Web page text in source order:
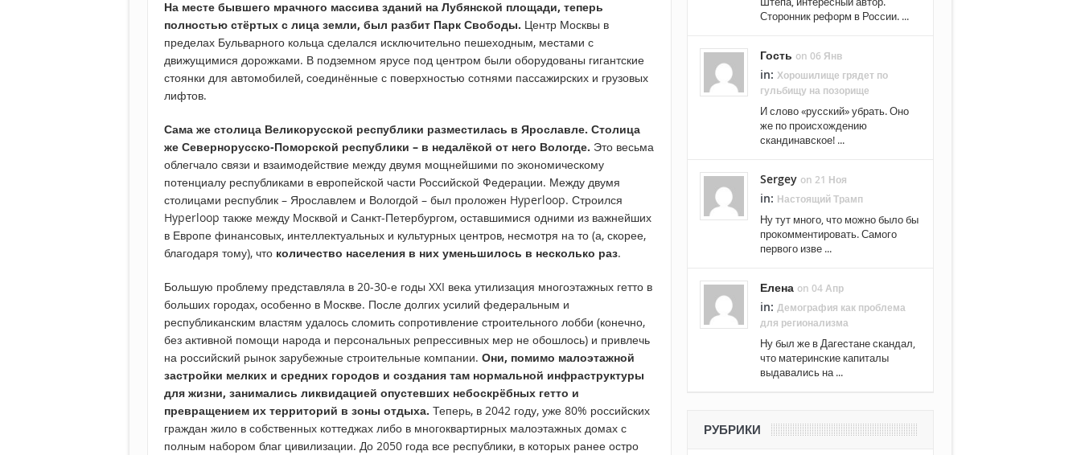
На месте бывшего мрачного массива зданий на Лубянской площади, теперь
полностью стёртых с лица земли, был разбит Парк Свободы. Центр Москвы в
пределах Бульварного кольца сделался исключительно пешеходным, местами с
движущимися дорожками. В подземном ярусе под центром были оборудованы гигантские
стоянки для автомобилей, соединённые с поверхностью сотнями пассажирских и грузовых
лифтов.
Сама же столица Великорусской республики разместилась в Ярославле. Столица
же Севернорусско-Поморской республики – в недалёкой от него Вологде. Это весьма
облегчало связи и взаимодействие между двумя мощнейшими по экономическому
потенциалу республиками в европейской части Российской Федерации. Между двумя
столицами республик – Ярославлем и Вологдой – был проложен Hyperloop. Строился
Hyperloop также между Москвой и Санкт-Петербургом, оставшимися одними из важнейших
в Европе финансовых, интеллектуальных и культурных центров, несмотря на то (а, скорее,
благодаря тому), что количество населения в них уменьшилось в несколько раз.
Большую проблему представляла в 20-30-е годы XXI века утилизация многоэтажных гетто в
больших городах, особенно в Москве. После долгих усилий федеральным и
республиканским властям удалось сломить сопротивление строительного лобби (конечно,
без активной помощи народа и персональных репрессивных мер не обошлось) и привлечь
на российский рынок зарубежные строительные компании. Они, помимо малоэтажной
застройки мелких и средних городов и создания там нормальной инфраструктуры
для жизни, занимались ликвидацией опустевших небоскрёбных гетто и
превращением их территорий в зоны отдыха. Теперь, в 2042 году, уже 80% российских
граждан жило в собственных коттеджах либо в многоквартирных малоэтажных домах с
полным набором благ цивилизации. До 2050 года все республики, в которых ранее остро
Сторонник реформ в России. ...
Гость on 06 Янв
in: Хорошилище грядет по
гульбищу на позорище
И слово «русский» убрать. Оно
же по происхождению
скандинавское! ...
Sergey on 21 Ноя
in: Настоящий Трамп
Ну тут много, что можно было бы
прокомментировать. Самого
первого изве ...
Елена on 04 Апр
in: Демография как проблема
для регионализма
Ну был же в Дагестане скандал,
что материнские капиталы
выдавались на ...
РУБРИКИ